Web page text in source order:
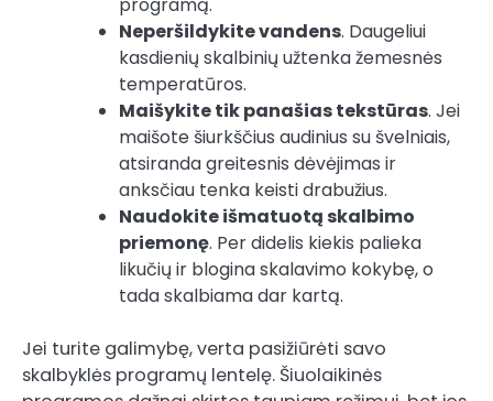
Neperšildykite vandens. Daugeliui
kasdienių skalbinių užtenka žemesnės
temperatūros.
Maišykite tik panašias tekstūras. Jei
maišote šiurkščius audinius su švelniais,
atsiranda greitesnis dėvėjimas ir
anksčiau tenka keisti drabužius.
Naudokite išmatuotą skalbimo
priemonę. Per didelis kiekis palieka
likučių ir blogina skalavimo kokybę, o
tada skalbiama dar kartą.
Jei turite galimybę, verta pasižiūrėti savo
skalbyklės programų lentelę. Šiuolaikinės